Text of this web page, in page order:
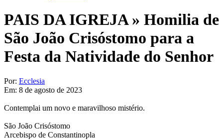
PAIS DA IGREJA » Homilia de
São João Crisóstomo para a
Festa da Natividade do Senhor
Por: Ecclesia
Em: 8 de agosto de 2023
Contemplai um novo e maravilhoso mistério.
São João Crisóstomo
Arcebispo de Constantinopla